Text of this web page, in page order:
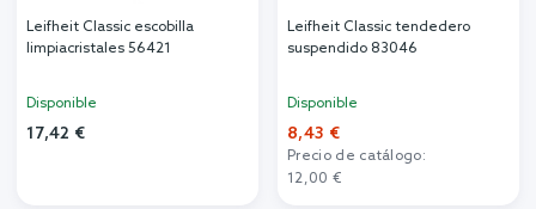
Leifheit Classic escobilla
limpiacristales 56421
Disponible
17,42 €
Leifheit Classic tendedero
suspendido 83046
Disponible
8,43 €
Precio de catálogo:
12,00 €